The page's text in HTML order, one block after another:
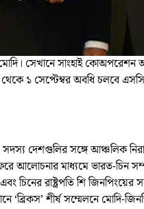
মোদি। সেখানে সাংহাই
১ সেপ্টেম্বর অবধি চলবে
দেশগুলির সঙ্গে আঞ্চলিক
আলোচনার মাধ্যমে ভারত-চিন
চিনের রাষ্ট্রপতি শি
শীর্ষ সম্মেলনে মোদি-